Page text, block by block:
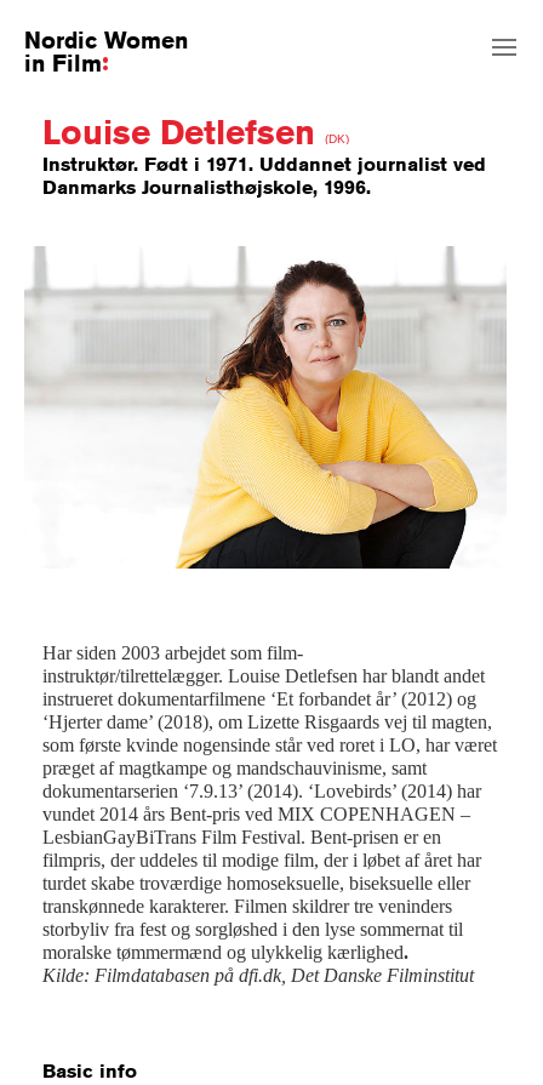
Nordic Women
in Film
Louise Detlefsen (DK)
Instruktør. Født i 1971. Uddannet journalist ved
Danmarks Journalisthøjskole, 1996.
Har siden 2003 arbejdet som film-
instruktør/tilrettelægger. Louise Detlefsen har blandt andet
instrueret dokumentarfilmene ‘Et forbandet år’ (2012) og
‘Hjerter dame’ (2018), om Lizette Risgaards vej til magten,
som første kvinde nogensinde står ved roret i LO, har været
præget af magtkampe og mandschauvinisme, samt
dokumentarserien ‘7.9.13’ (2014). ‘Lovebirds’ (2014) har
vundet 2014 års Bent-pris ved MIX COPENHAGEN –
LesbianGayBiTrans Film Festival. Bent-prisen er en
filmpris, der uddeles til modige film, der i løbet af året har
turdet skabe troværdige homoseksuelle, biseksuelle eller
transkønnede karakterer. Filmen skildrer tre veninders
storbyliv fra fest og sorgløshed i den lyse sommernat til
moralske tømmermænd og ulykkelig kærlighed.
Kilde: Filmdatabasen på dfi.dk, Det Danske Filminstitut
Basic info